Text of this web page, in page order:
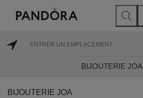
BIJOUTERIE JOA
BIJOUTERIE JOA